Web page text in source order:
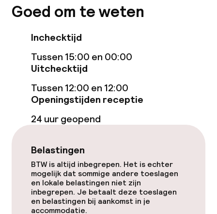
Zoetwater binnenzwembad
Zoetwater buitenzwembad
Hot tub
Stoombad
Spa behandelingen
Massage
Fitnessruimte / gym
Entertainment
Goed om te weten
Inchecktijd
Tussen 15:00 en 00:00
Uitchecktijd
Tussen 12:00 en 12:00
Openingstijden receptie
24 uur geopend
Belastingen
BTW is altijd inbegrepen. Het is echter
mogelijk dat sommige andere toeslagen
en lokale belastingen niet zijn
inbegrepen. Je betaalt deze toeslagen
en belastingen bij aankomst in je
accommodatie.